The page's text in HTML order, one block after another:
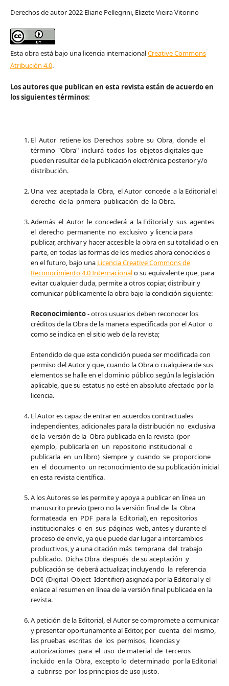
Derechos de autor 2022 Eliane Pellegrini, Elizete Vieira Vitorino
Esta obra está bajo una licencia internacionalCreative Commons
Atribución 4.0.
Los autores que publican en esta revista están de acuerdo en
los siguientes términos:
El Autor retiene los Derechos sobre su Obra, donde el
término "Obra" incluirá todos los objetos digitales que
pueden resultar de la publicación electrónica posterior y/o
distribución.
Una vez aceptada la Obra, el Autor concede a la Editorial el
derecho de la primera publicación de la Obra.
Además el Autor le concederá a la Editorial y sus agentes
el derecho permanente no exclusivo y licencia para
publicar, archivar y hacer accesible la obra en su totalidad o en
parte, en todas las formas de los medios ahora conocidos o
en el futuro, bajo una Licencia Creative Commons de
Reconocimiento 4.0 Internacionalo su equivalente que, para
evitar cualquier duda, permite a otros copiar, distribuir y
comunicar públicamente la obra bajo la condición siguiente:
Reconocimiento- otros usuarios deben reconocer los
créditos de la Obra de la manera especificada por el Autor o
como se indica en el sitio web de la revista;
Entendido de que esta condición pueda ser modificada con
permiso del Autor y que, cuando la Obra o cualquiera de sus
elementos se halle en el dominio público según la legislación
aplicable, que su estatus no esté en absoluto afectado por la
licencia.
El Autor es capaz de entrar en acuerdos contractuales
independientes, adicionales para la distribución no exclusiva
de la versión de la Obra publicada en la revista (por
ejemplo, publicarla en un repositorio institucional o
publicarla en un libro) siempre y cuando se proporcione
en el documento un reconocimiento de su publicación inicial
en esta revista científica.
A los Autores se les permite y apoya a publicar en línea un
manuscrito previo (pero no la versión final de la Obra
formateada en PDF para la Editorial), en repositorios
institucionales o en sus páginas web, antes y durante el
proceso de envío, ya que puede dar lugar a intercambios
productivos, y a una citación más temprana del trabajo
publicado. Dicha Obra después de su aceptación y
publicación se deberá actualizar, incluyendo la referencia
DOI (Digital Object Identifier) asignada por la Editorial y el
enlace al resumen en línea de la versión final publicada en la
revista.
A petición de la Editorial, el Autor se compromete a comunicar
y presentar oportunamente al Editor, por cuenta del mismo,
las pruebas escritas de los permisos, licencias y
autorizaciones para el uso de material de terceros
incluido en la Obra, excepto lo determinado por la Editorial
a cubrirse por los principios de uso justo.